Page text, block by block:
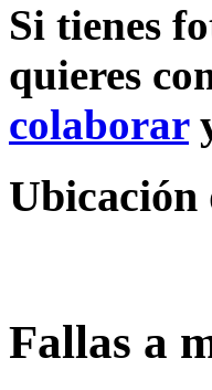
Si tienes
quieres
colaborar
Ubicación
Fallas a